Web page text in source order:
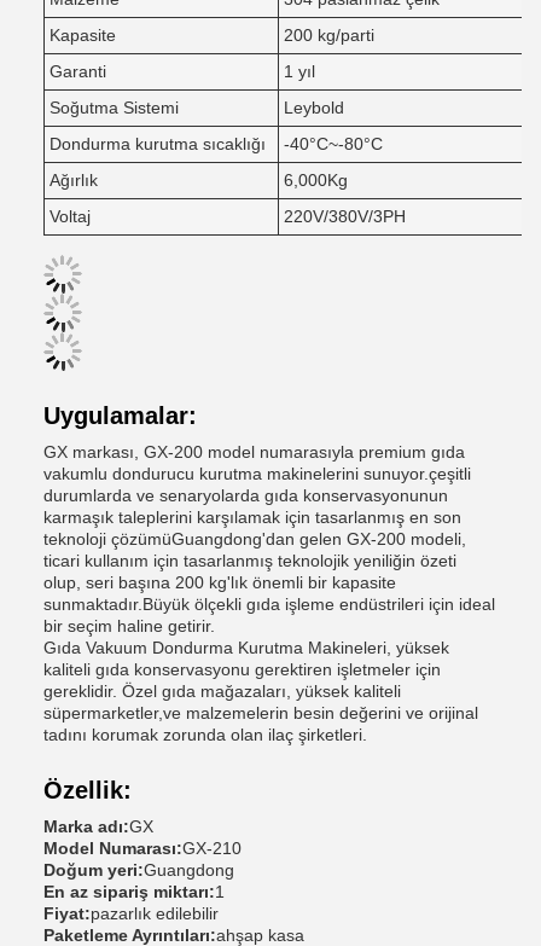
Kapasite
200 kg/parti
Garanti
1 yıl
Soğutma Sistemi
Leybold
Dondurma kurutma sıcaklığı
-40°C~-80°C
Ağırlık
6,000Kg
Voltaj
220V/380V/3PH
Uygulamalar:
GX markası, GX-200 model numarasıyla premium gıda
vakumlu dondurucu kurutma makinelerini sunuyor.çeşitli
durumlarda ve senaryolarda gıda konservasyonunun
karmaşık taleplerini karşılamak için tasarlanmış en son
teknoloji çözümüGuangdong'dan gelen GX-200 modeli,
ticari kullanım için tasarlanmış teknolojik yeniliğin özeti
olup, seri başına 200 kg'lık önemli bir kapasite
sunmaktadır.Büyük ölçekli gıda işleme endüstrileri için ideal
bir seçim haline getirir.
Gıda Vakuum Dondurma Kurutma Makineleri, yüksek
kaliteli gıda konservasyonu gerektiren işletmeler için
gereklidir. Özel gıda mağazaları, yüksek kaliteli
süpermarketler,ve malzemelerin besin değerini ve orijinal
tadını korumak zorunda olan ilaç şirketleri.
Özellik:
Marka adı:GX
Model Numarası:GX-210
Doğum yeri:Guangdong
En az sipariş miktarı:1
Fiyat:pazarlık edilebilir
Paketleme Ayrıntıları:ahşap kasa